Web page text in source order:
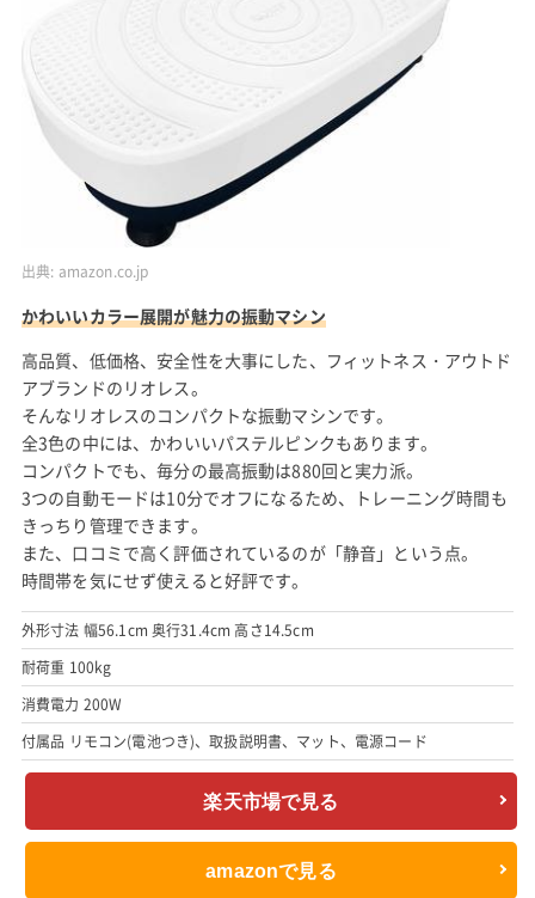
出典: amazon.co.jp
かわいいカラー展開が魅力の振動マシン
高品質、低価格、安全性を大事にした、フィットネス・アウトド
アブランドのリオレス。
そんなリオレスのコンパクトな振動マシンです。
全3色の中には、かわいいパステルピンクもあります。
コンパクトでも、毎分の最高振動は880回と実力派。
3つの自動モードは10分でオフになるため、トレーニング時間も
きっちり管理できます。
また、口コミで高く評価されているのが「静音」という点。
時間帯を気にせず使えると好評です。
外形寸法 幅56.1cm 奥行31.4cm 高さ14.5cm
耐荷重 100kg
消費電力 200W
付属品 リモコン(電池つき)、取扱説明書、マット、電源コード
楽天市場で見る
amazonで見る